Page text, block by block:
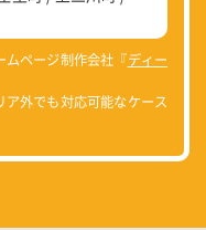
ページ制作会社『ディー
外でも対応可能なケース